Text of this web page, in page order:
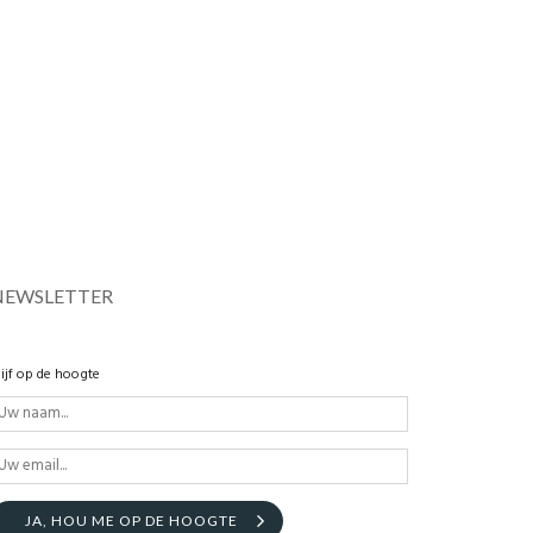
op de hoogte
JA, HOU ME OP DE HOOGTE